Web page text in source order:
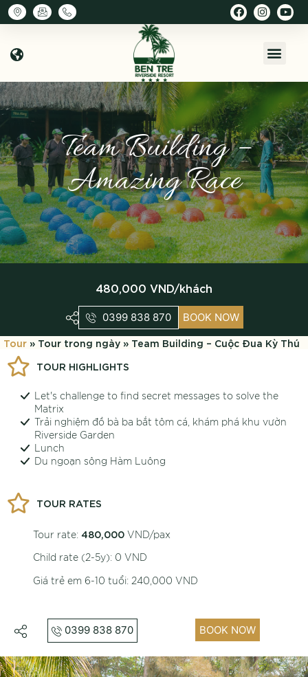
Team Building –
Amazing Race
480,000 VND/khách
0399 838 870
BOOK NOW
Tour » Tour trong ngày » Team Building – Cuộc Đua Kỳ Thú
TOUR HIGHLIGHTS
Let's challenge to find secret messages to solve the
Matrix
Trải nghiệm đồ bà ba bắt tôm cá, khám phá khu vườn
Riverside Garden
Lunch
Du ngoạn sông Hàm Luông
TOUR RATES
Tour rate: 480,000 VND/pax
Child rate (2-5y): 0 VND
Giá trẻ em 6-10 tuổi: 240,000 VND
BOOK NOW
0399 838 870